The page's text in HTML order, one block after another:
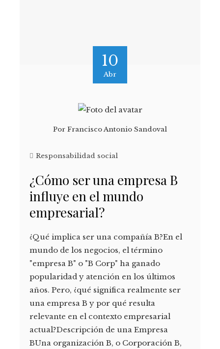
10
Abr
Por Francisco Antonio Sandoval
Responsabilidad social
¿Cómo ser una empresa B
influye en el mundo
empresarial?
¿Qué implica ser una compañía B?En el
mundo de los negocios, el término
"empresa B" o "B Corp" ha ganado
popularidad y atención en los últimos
años. Pero, ¿qué significa realmente ser
una empresa B y por qué resulta
relevante en el contexto empresarial
actual?Descripción de una Empresa
BUna organización B, o Corporación B,